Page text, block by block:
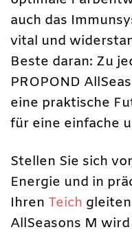
auch das
vital und
Beste daran: Zu
PROPOND
eine praktische
für eine einfache
Stellen Sie sich
Energie und in
Ihren Teich
AllSeasons M